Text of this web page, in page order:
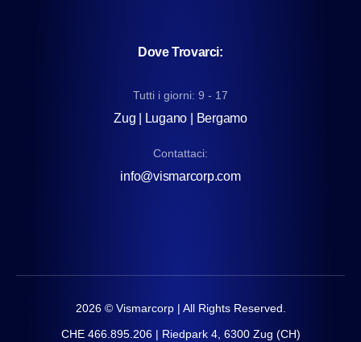
Dove Trovarci:
Tutti i giorni: 9 - 17
Zug | Lugano | Bergamo
Contattaci:
info@vismarcorp.com
2026© Vismarcorp | All Rights Reserved.
CHE 466.895.206 | Riedpark 4, 6300 Zug (CH)